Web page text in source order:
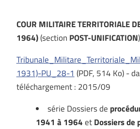
COUR MILITAIRE TERRITORIALE
1964)(section POST-UNIFICATION)
1931)-PU_28-1 (PDF, 514 Ko) -
téléchargement : 2015/09
série Dossiers de
1941 à 1964etDossiers de